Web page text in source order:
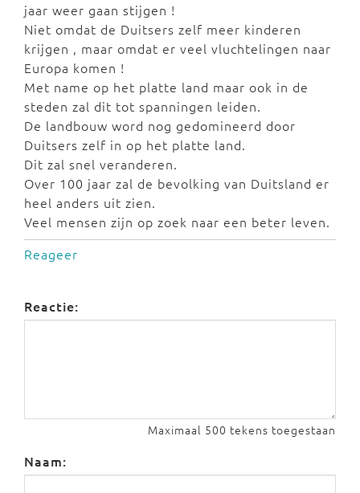
jaar weer gaan stijgen !
Niet omdat de Duitsers zelf meer kinderen
krijgen , maar omdat er veel vluchtelingen naar
Europa komen !
Met name op het platte land maar ook in de
steden zal dit tot spanningen leiden.
De landbouw word nog gedomineerd door
Duitsers zelf in op het platte land.
Dit zal snel veranderen.
Over 100 jaar zal de bevolking van Duitsland er
heel anders uit zien.
Veel mensen zijn op zoek naar een beter leven.
Reageer
Reactie:
Maximaal 500 tekens toegestaan
Naam: